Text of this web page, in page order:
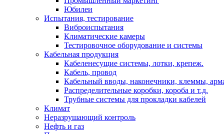
Юбилеи
Испытания, тестирование
Виброиспытания
Климатические камеры
Тестировочное оборудование и системы
Кабельная продукция
Кабеленесущие системы, лотки, крепеж.
Кабель, провод
Кабельный вводы, наконечники, клеммы,
Распределительные коробки, короба и т.д.
Трубные системы для прокладки кабелей
Климат
Неразрушающий контроль
Нефть и газ